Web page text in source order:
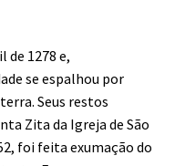
de 1278 e,
se espalhou por
Seus restos
Zita da Igreja de São
foi feita exumação do